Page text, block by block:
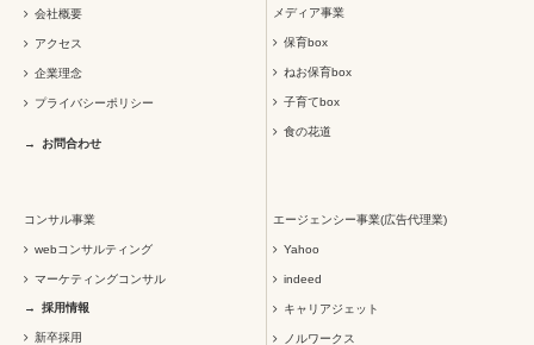
会社概要
アクセス
企業理念
プライバシーポリシー
お問合わせ
メディア事業
保育box
ねお保育box
子育てbox
食の花道
コンサル事業
webコンサルティング
マーケティングコンサル
エージェンシー事業(広告代理業)
Yahoo
indeed
キャリアジェット
ノルワークス
採用情報
新卒採用